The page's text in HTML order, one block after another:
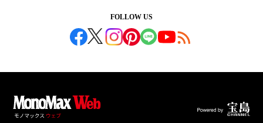
FOLLOW US